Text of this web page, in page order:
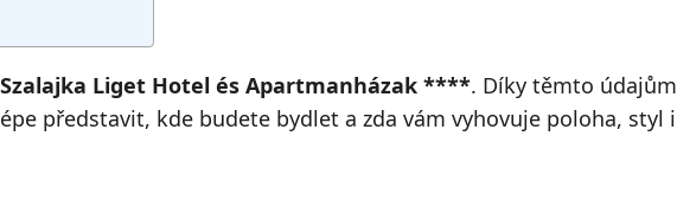
Szalajka Liget Hotel és Apartmanházak ****. Díky těmto údajům
představit, kde budete bydlet a zda vám vyhovuje poloha, styl i